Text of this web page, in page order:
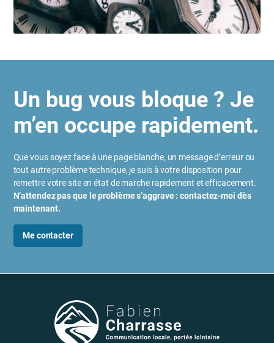
Un bug vous bloque ? Je
m’en occupe rapidement.
Que vous soyez face à une page blanche, un message d’erreur ou
tout autre problème technique, je suis à votre disposition pour
remettre votre site en état de marche rapidement et efficacement.
N’attendez pas que le problème s’aggrave : contactez-moi dès
maintenant.
Mecontacter